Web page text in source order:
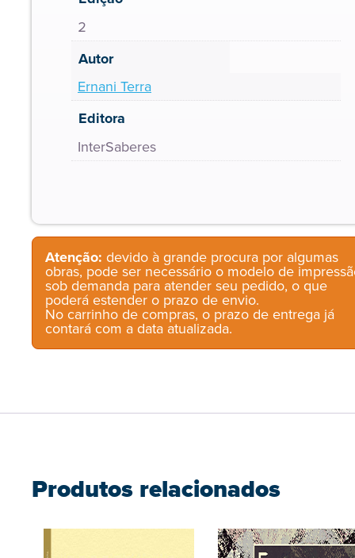
2
Autor
Ernani Terra
Editora
InterSaberes
Atenção: devido à grande procura por algumas
obras, pode ser necessário o modelo de
sob demanda para atender seu pedido, o que
poderá estender o prazo de envio.
No carrinho de compras, o prazo de entrega já
contará com a data atualizada.
Produtos relacionados